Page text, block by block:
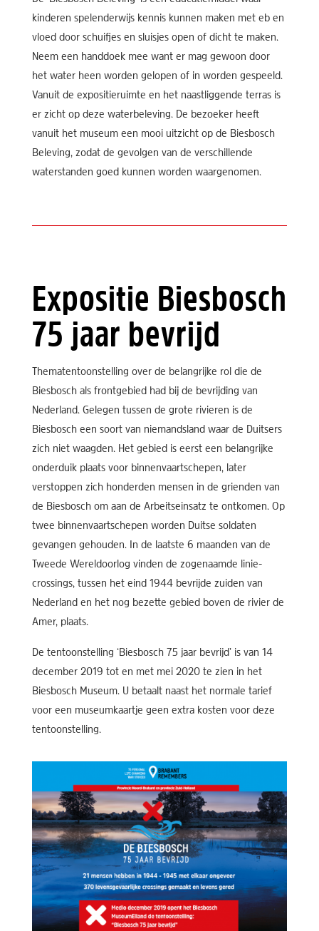
kinderen spelenderwijs kennis kunnen maken met eb en
vloed door schuifjes en sluisjes open of dicht te maken.
Neem een handdoek mee want er mag gewoon door
het water heen worden gelopen of in worden gespeeld.
Vanuit de expositieruimte en het naastliggende terras is
er zicht op deze waterbeleving. De bezoeker heeft
vanuit het museum een mooi uitzicht op de Biesbosch
Beleving, zodat de gevolgen van de verschillende
waterstanden goed kunnen worden waargenomen.
Expositie Biesbosch
75 jaar bevrijd
Thematentoonstelling over de belangrijke rol die de
Biesbosch als frontgebied had bij de bevrijding van
Nederland. Gelegen tussen de grote rivieren is de
Biesbosch een soort van niemandsland waar de Duitsers
zich niet waagden. Het gebied is eerst een belangrijke
onderduik plaats voor binnenvaartschepen, later
verstoppen zich honderden mensen in de grienden van
de Biesbosch om aan de Arbeitseinsatz te ontkomen. Op
twee binnenvaartschepen worden Duitse soldaten
gevangen gehouden. In de laatste 6 maanden van de
Tweede Wereldoorlog vinden de zogenaamde linie-
crossings, tussen het eind 1944 bevrijde zuiden van
Nederland en het nog bezette gebied boven de rivier de
Amer, plaats.
De tentoonstelling ‘Biesbosch 75 jaar bevrijd’ is van 14
december 2019 tot en met mei 2020 te zien in het
Biesbosch Museum. U betaalt naast het normale tarief
voor een museumkaartje geen extra kosten voor deze
tentoonstelling.